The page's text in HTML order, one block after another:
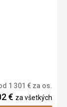
1 301 € za os.
€ za všetkých